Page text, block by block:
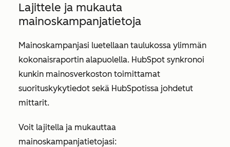
Lajittele ja mukauta
mainoskampanjatietoja
Mainoskampanjasi luetellaan taulukossa ylimmän
kokonaisraportin alapuolella. HubSpot synkronoi
kunkin mainosverkoston toimittamat
suorituskykytiedot sekä HubSpotissa johdetut
mittarit.
Voit lajitella ja mukauttaa
mainoskampanjatietojasi: